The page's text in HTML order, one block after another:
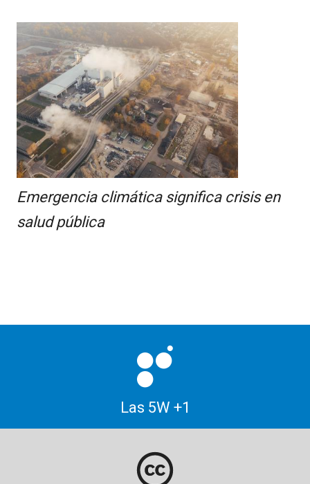
Emergencia climática significa crisis en
salud pública
Las 5W +1